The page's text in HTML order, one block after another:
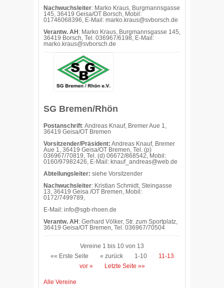
Nachwuchsleiter: Marko Kraus, Burgmannsgasse
145, 36419 Geisa/OT Borsch, Mobil:
01746068396, E-Mail: marko.kraus@svborsch.de
Verantw. AH : Marko Kraus, Burgmannsgasse 145,
36419 Borsch, Tel. 036967/6198, E-Mail:
marko.kraus@svborsch.de
SG Bremen/Rhön
Postanschrift: Andreas Knauf, Bremer Aue 1,
36419 Geisa/OT Bremen
Vorsitzender/Präsident: Andreas Knauf, Bremer
Aue 1, 36419 Geisa/OT Bremen, Tel. (p)
036967/70819, Tel. (d) 06672/868542, Mobil:
0160/97982426, E-Mail: knauf_andreas@web.de
Abteilungsleiter: siehe Vorsitzender
Nachwuchsleiter: Kristian Schmidt, Steingasse
13, 36419 Geisa /OT Bremen, Mobil:
0172/7499789,
E-Mail: info@sgb-rhoen.de
Verantw. AH : Gerhard Völker, Str. zum Sportplatz,
36419 Geisa/OT Bremen, Tel. 036967/70504
Vereine 1 bis 10 von 13
«« Erste Seite
« zurück 1-10
11-13
vor »
Letzte Seite »»
Alle Vereine